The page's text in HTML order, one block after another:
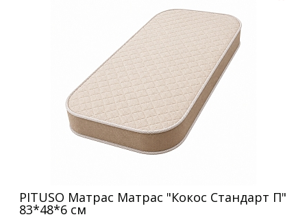
PITUSO Матрас Матрас "Кокос Стандарт П"
83*48*6 см